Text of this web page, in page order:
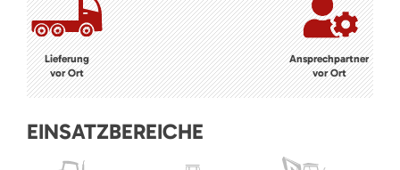
Lieferung
vor Ort
Ansprechpartner
vor Ort
EINSATZBEREICHE